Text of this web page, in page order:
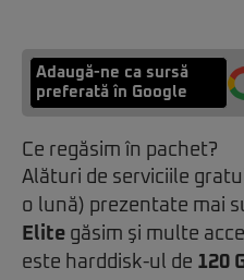
Adaugă-ne ca sursă
preferată în Google
Ce regăsim în pachet?
Alături de serviciile
o lună) prezentate mai
Elite găsim şi multe
este harddisk-ul de 120